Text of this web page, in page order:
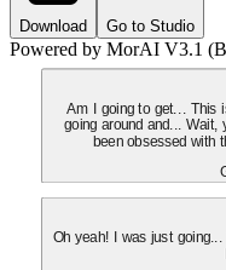
Download Go to Studio
Powered by MorAI V3.1
Am I going to get... This
going around and... Wait,
been obsessed with
Oh yeah! I was just